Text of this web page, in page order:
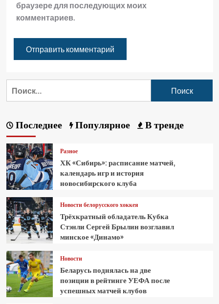
браузере для последующих моих
комментариев.
Последнее Популярное В тренде
Разное
ХК «Сибирь»: расписание матчей,
календарь игр и история
новосибирского клуба
Новости белорусского хоккея
Трёхкратный обладатель Кубка
Стэнли Сергей Брылин возглавил
минское «Динамо»
Новости
Беларусь поднялась на две
позиции в рейтинге УЕФА после
успешных матчей клубов